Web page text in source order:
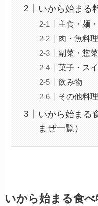
いから始まる
主食・麺
肉・魚料理
副菜・惣
菓子・ス
飲み物
その他料
いから始まる
まぜ一覧）
いから始まる食